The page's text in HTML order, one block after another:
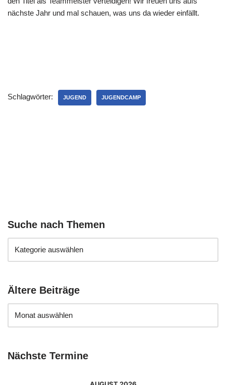
nächste Jahr und mal schauen, was uns da wieder einfällt.
Schlagwörter: JUGEND JUGENDCAMP
Suche nach Themen
Ältere Beiträge
Nächste Termine